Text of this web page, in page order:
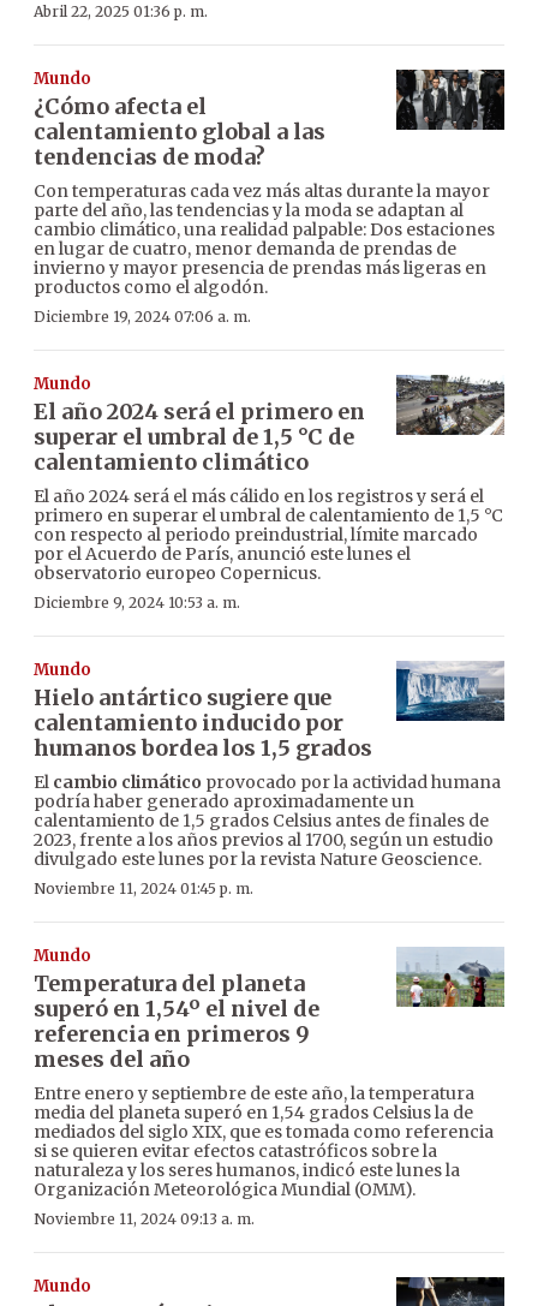
Abril 22, 2025 01:36 p. m.
Mundo
¿Cómo afecta el
calentamiento global a las
tendencias de moda?
Con temperaturas cada vez más altas durante la mayor
parte del año, las tendencias y la moda se adaptan al
cambio climático, una realidad palpable: Dos estaciones
en lugar de cuatro, menor demanda de prendas de
invierno y mayor presencia de prendas más ligeras en
productos como el algodón.
Diciembre 19, 2024 07:06 a. m.
Mundo
El año 2024 será el primero en
superar el umbral de 1,5 °C de
calentamiento climático
El año 2024 será el más cálido en los registros y será el
primero en superar el umbral de calentamiento de 1,5 °C
con respecto al periodo preindustrial, límite marcado
por el Acuerdo de París, anunció este lunes el
observatorio europeo Copernicus.
Diciembre 9, 2024 10:53 a. m.
Mundo
Hielo antártico sugiere que
calentamiento inducido por
humanos bordea los 1,5 grados
El cambio climático provocado por la actividad humana
podría haber generado aproximadamente un
calentamiento de 1,5 grados Celsius antes de finales de
2023, frente a los años previos al 1700, según un estudio
divulgado este lunes por la revista Nature Geoscience.
Noviembre 11, 2024 01:45 p. m.
Mundo
Temperatura del planeta
superó en 1,54º el nivel de
referencia en primeros 9
meses del año
Entre enero y septiembre de este año, la temperatura
media del planeta superó en 1,54 grados Celsius la de
mediados del siglo XIX, que es tomada como referencia
si se quieren evitar efectos catastróficos sobre la
naturaleza y los seres humanos, indicó este lunes la
Organización Meteorológica Mundial (OMM).
Noviembre 11, 2024 09:13 a. m.
Mundo